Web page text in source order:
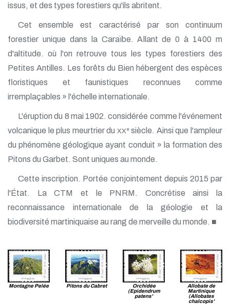
issus, et des types forestiers qu'ils abritent.
Cet ensemble est caractérisé par son continuum
forestier unique dans la Caraïbe. Allant de 0 à 1400 m
d'altitude. où l'on retrouve tous les types forestiers des
Petites Antilles. Les forêts du Bien hébergent des espèces
floristiques et faunistiques reconnues comme
irremplaçables » l'échelle internationale.
L'éruption du 8 mai 1902. considérée comme l'événement
volcanique le plus meurtrier du XXesiècle. Ainsi que l'ampleur
du phénomène géologique ayant conduit » la formation des
Pitons du Garbet. Sont uniques au monde.
Cette inscription. Portée conjointement depuis 2015 par
l'État. La CTM et le PNRM. Concrétise ainsi la
reconnaissance internationale de la géologie et la
biodiversité martiniquaise au rang de merveille du monde. ■
Montagne Pelée Pitons du Cabret
Orchidée
(Epidendrum
patens'
Allobate de
Martinique
(Allobates
chalcopis'